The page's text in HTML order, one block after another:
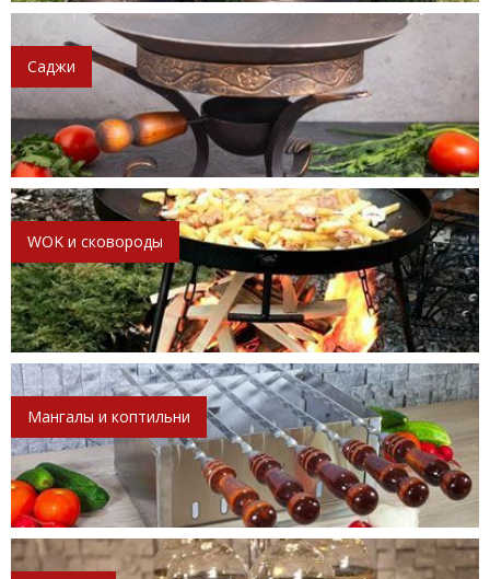
Саджи
WOK и сковороды
Мангалы и коптильни